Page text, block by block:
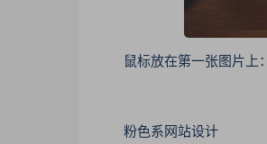
鼠标放在第一张图片上：
粉色系网站设计